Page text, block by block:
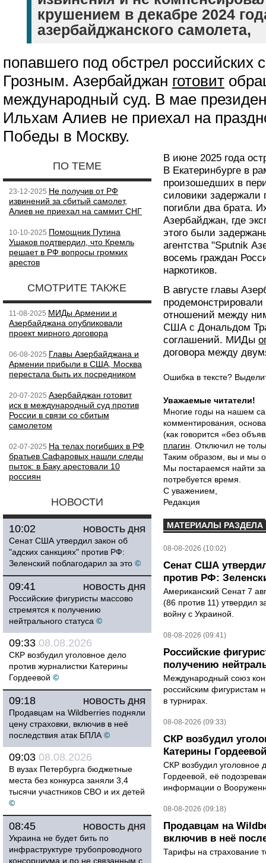
крушением в декабре 2024
азербайджанского самолета,
попавшего под обстрел российских
Грозным. Азербайджан готовит
международный суд. В мае
Ильхам Алиев не приехал на
Победы в Москву.
ПО ТЕМЕ
23-12-2025 Не получив от РФ
извинений за сбитый самолет,
Алиев не приехал на саммит СНГ
10-10-2025 Помощник Путина
Ушаков подтвердил, что Кремль
решает в РФ вопросы громких
арестов
СМОТРИТЕ ТАКЖЕ
11-08-2025 МИДы Армении и
Азербайджана опубликовали
проект мирного договора
06-08-2025 Главы Азербайджана и
Армении прибыли в США, Москва
перестала быть их посредником
20-07-2025 Азербайджан готовит
иск в международный суд против
России в связи со сбитым
самолетом
02-07-2025 На телах погибших в РФ
братьев Сафаровых нашли следы
пыток: в Баку арестовали 10
россиян
НОВОСТИ
НОВОСТЬ ДНЯ
10:02
Сенат США утвердил закон об
"адских санкциях" против РФ:
Зеленский поблагодарил за это ©
НОВОСТЬ ДНЯ
09:41
Российские фигуристы массово
стремятся к получению
нейтрального статуса ©
09:33 08.08.2026
СКР возбудил уголовное дело
против журналистки Катерины
Гордеевой ©
НОВОСТЬ ДНЯ
09:18
Продавцам на Wildberries подняли
цену страховки, включив в неё
последствия атак БПЛА ©
09:03 08.08.2026
В вузах Петербурга бюджетные
места без конкурса заняли 3,4
тысячи участников СВО и их детей
©
НОВОСТЬ ДНЯ
08:45
Украина не будет бить по
инфраструктуре трубопроводного
консорциума и по не связанным с
В июне 2025 года
В Екатеринбурге в
произошедших в
силовики задержали
погибли два брата.
Азербайджан, где
этого были
агентства "Sputnik
восемь граждан
наркотиков.
В августе главы
отношений между
США с Дональдом
соглашений. МИДы
договора между
Ошибка в тексте?
Уважаемые читатели!
Многие годы на нашем
комментирования,
(как говорится «без
плагин . Отключил не
Таким образом, вы и мы
Мы постараемся найти
потребуется время.
С уважением,
Редакция
МАТЕРИАЛЫ РАЗДЕЛА
08-08-2026 (10:02)
Сенат США
против РФ:
Американский Сенат 7
(86 против 11) утвердил
войну с Украиной.
08-08-2026 (09:41)
Российские
получению
Международный союз
российским фигуристам
в турнирах.
08-08-2026 (09:33)
СКР возбудил
Катерины Гордеевой
СКР возбудил уголовное
Гордеевой, её
информации о
08-08-2026 (09:18)
Продавцам на
включив в неё
Тарифы на страхование